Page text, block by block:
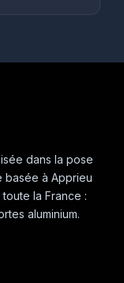
dans la pose
basée à Apprieu
la France :
aluminium.